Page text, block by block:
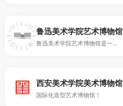
鲁迅美术学院艺术博物馆
鲁迅美术学院艺术博物馆是一...
西安美术学院美术博物馆
国际化造型艺术博物馆！